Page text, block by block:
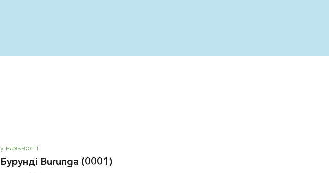
у наявності
Бурунді Burunga (0001)